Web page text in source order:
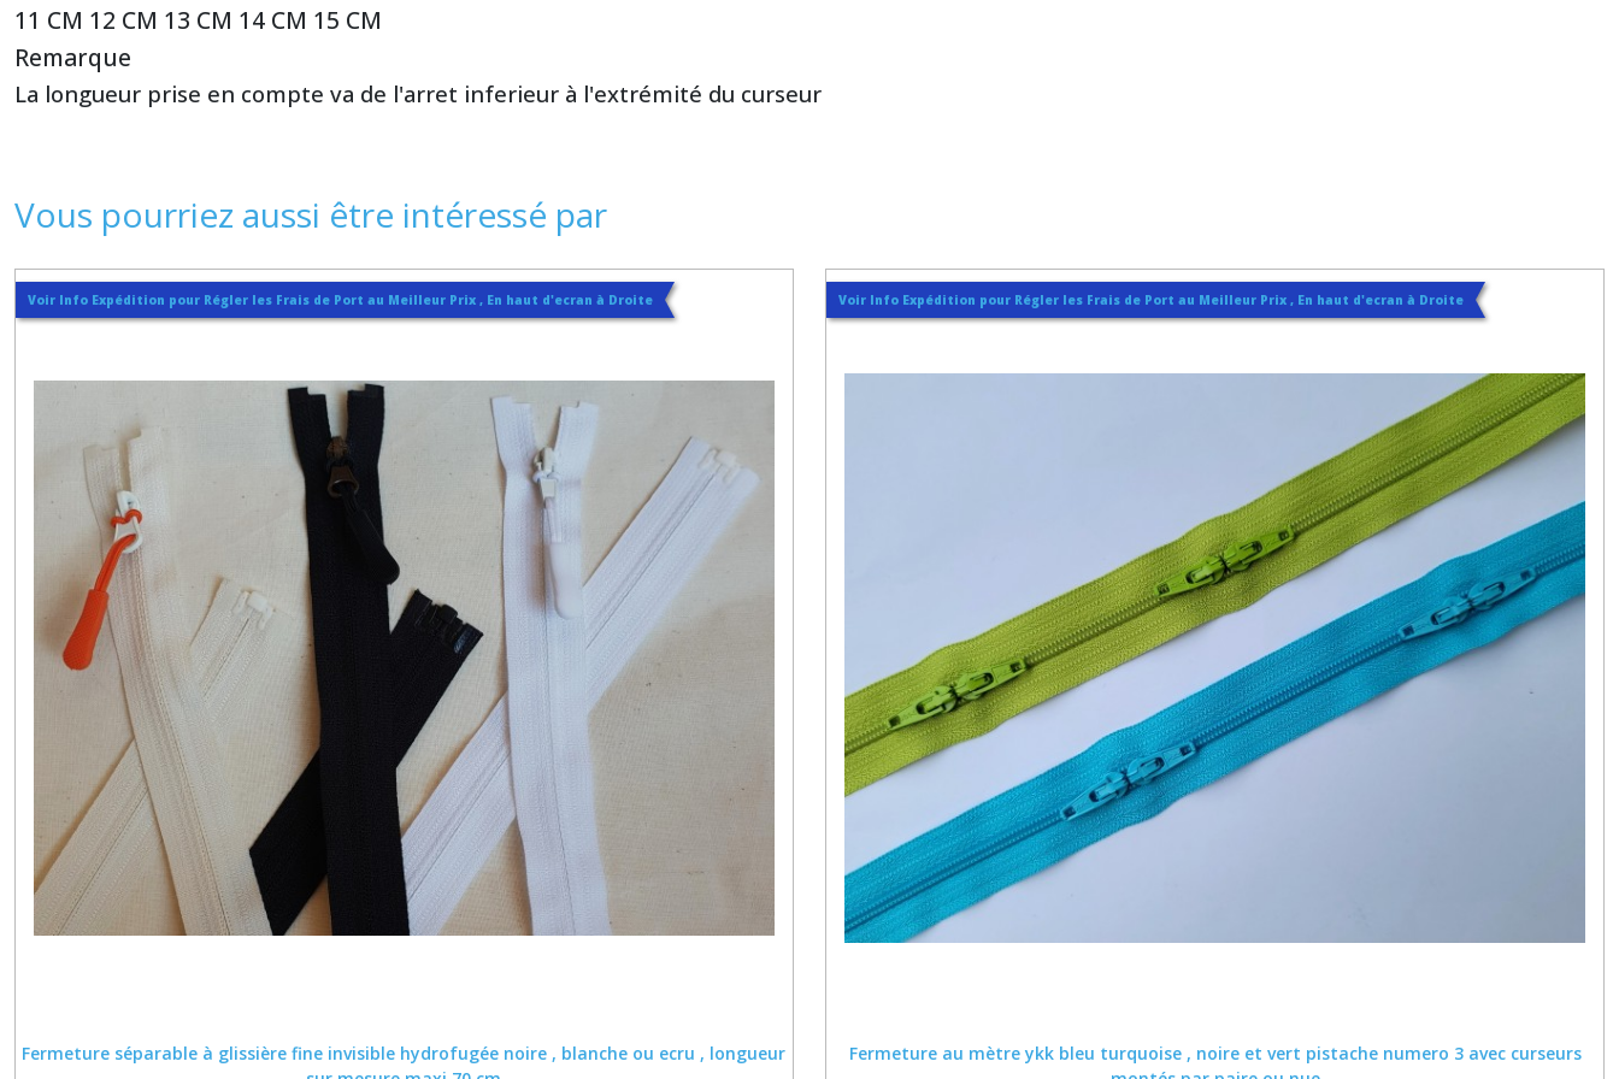
11 CM 12 CM 13 CM 14 CM 15 CM
Remarque
La longueur prise en compte va de l'arret inferieur à l'extrémité du curseur
Vous pourriez aussi être intéressé par
Voir Info Expédition pour Régler les Frais de Port au Meilleur Prix , En haut d'ecran à Droite
Fermeture séparable à glissière fine invisible hydrofugée noire , blanche ou ecru , longueur
Voir Info Expédition pour Régler les Frais de Port au Meilleur Prix , En haut d'ecran à Droite
Fermeture au mètre ykk bleu turquoise , noire et vert pistache numero 3 avec curseurs